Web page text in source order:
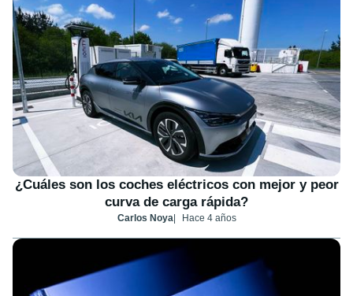
¿Cuáles son los coches eléctricos con mejor y peor
curva de carga rápida?
Carlos Noya Hace 4 años